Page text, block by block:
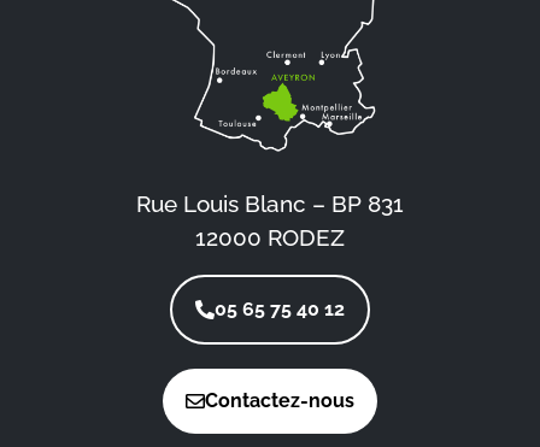
Rue Louis Blanc – BP 831
12000 RODEZ
05 65 75 40 12
Contactez-nous